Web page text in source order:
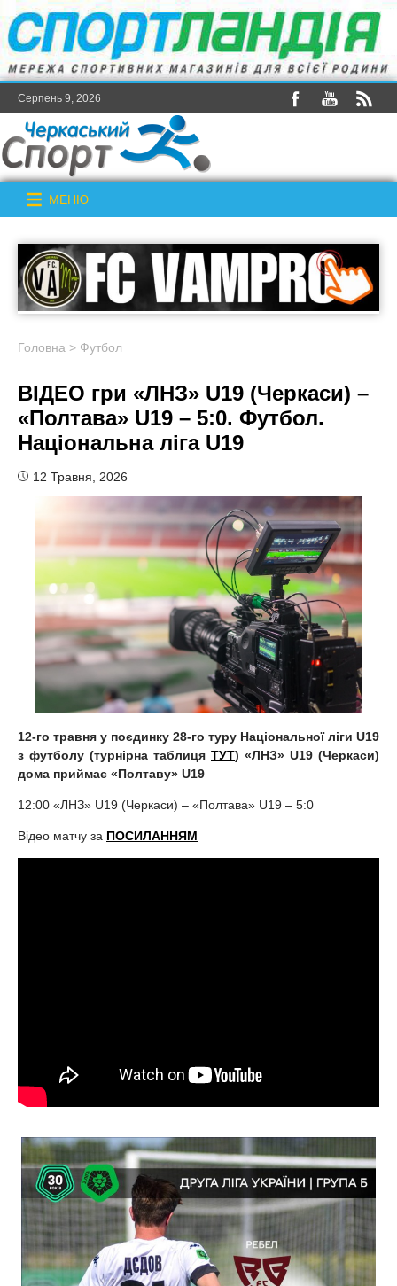
Серпень 9, 2026
МЕНЮ
Головна > Футбол
ВІДЕО гри «ЛНЗ» U19 (Черкаси) –
«Полтава» U19 – 5:0. Футбол.
Національна ліга U19
12 Травня, 2026
12-го травня у поєдинку 28-го туру Національної ліги U19
з футболу (турнірна таблиця ТУТ) «ЛНЗ» U19 (Черкаси)
дома приймає «Полтаву» U19
12:00 «ЛНЗ» U19 (Черкаси) – «Полтава» U19 – 5:0
Відео матчу за ПОСИЛАННЯМ